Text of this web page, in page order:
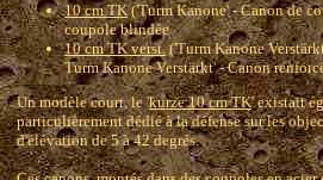
10 cm TK('Turm Kanone' - Canon de
coupole blindée
10 cm TK verst.('Turm Kanone
Turm Kanone Verstärkt' - Canon
Un modèle court, le 'kurze 10 cm TK' existait
particulièrement dédié à la défense sur les
d'élévation de 5 à 42 degrés.